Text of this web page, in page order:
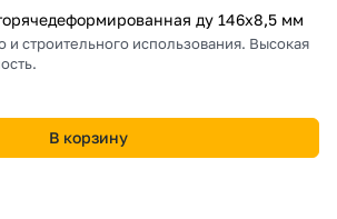
ду 146х8,5 мм
строительного использования. Высокая
В корзину